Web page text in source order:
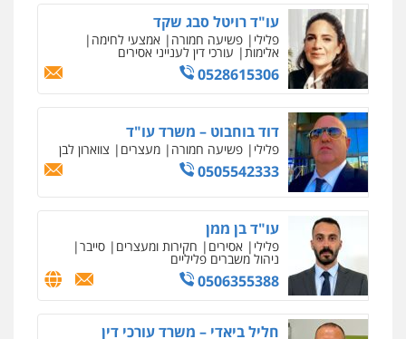
עו"ד רויטל סבג שקד
פלילי פשיעה חמורה אמצעי לחימה
אלימות עורכי דין לענייני אסירים
0528615306
דוד בוחבוט – משרד עו"ד
פלילי פשיעה חמורה מעצרים צווארון לבן
0505542333
עו"ד בן ממן
פלילי אסירים חקירות ומעצרים סייבר
ניהול משברים פליליים
0506355388
חליל ביאדי – משרד עורכי דין